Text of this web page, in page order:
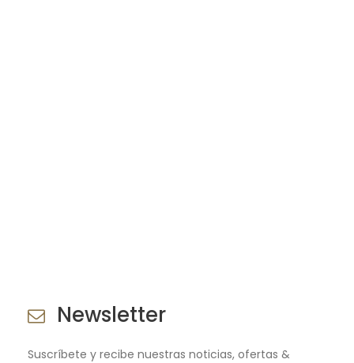
Newsletter
Suscríbete y recibe nuestras noticias, ofertas &